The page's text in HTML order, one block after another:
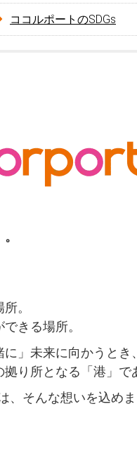
ココルポートのSDGs
。
きる場所。
に」未来に向かうとき
り所となる「港」で
、そんな想いを込め